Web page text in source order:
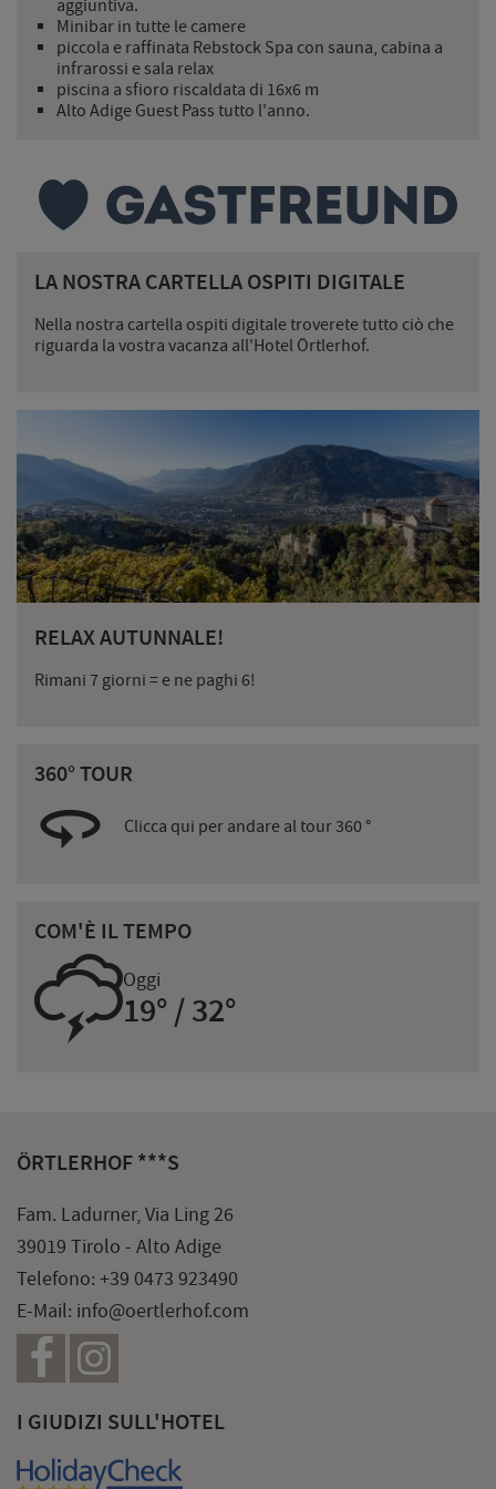
aggiuntiva.
Minibar in tutte le camere
piccola e raffinata Rebstock Spa con sauna, cabina a
infrarossi e sala relax
piscina a sfioro riscaldata di 16x6 m
Alto Adige Guest Pass tutto l'anno.
LA NOSTRA CARTELLA OSPITI DIGITALE
Nella nostra cartella ospiti digitale troverete tutto ciò che
riguarda la vostra vacanza all'Hotel Örtlerhof.
RELAX AUTUNNALE!
Rimani 7 giorni = e ne paghi 6!
360° TOUR
Clicca qui per andare al tour 360 °
COM'È IL TEMPO
0Oggi
19° / 32°
ÖRTLERHOF ***S
Fam. Ladurner, Via Ling 26
39019 Tirolo - Alto Adige
Telefono: +39 0473 923490
E-Mail: info@oertlerhof.com
I GIUDIZI SULL'HOTEL